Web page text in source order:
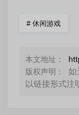
# 休闲游戏
本文地址：
版权声明：
如
以链接形式注